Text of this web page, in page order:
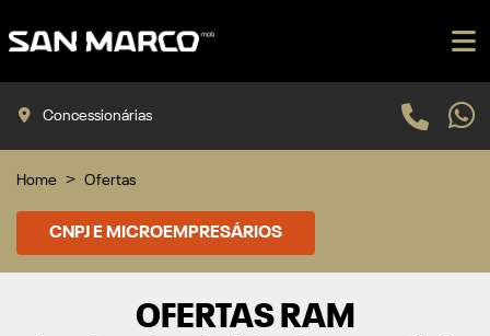
Concessionárias
Home Ofertas
CNPJ E MICROEMPRESÁRIOS
OFERTAS RAM